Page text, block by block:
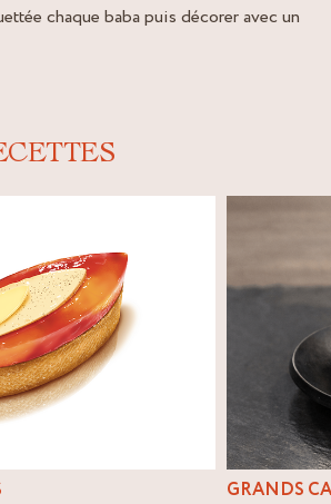
chaque baba puis décorer avec un
GRANDS